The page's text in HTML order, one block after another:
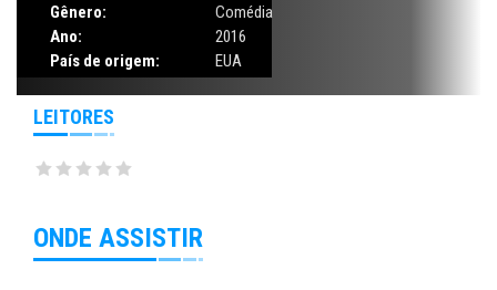
Gênero:
Comédia
Ano:
2016
País de origem:
EUA
LEITORES
ONDE ASSISTIR